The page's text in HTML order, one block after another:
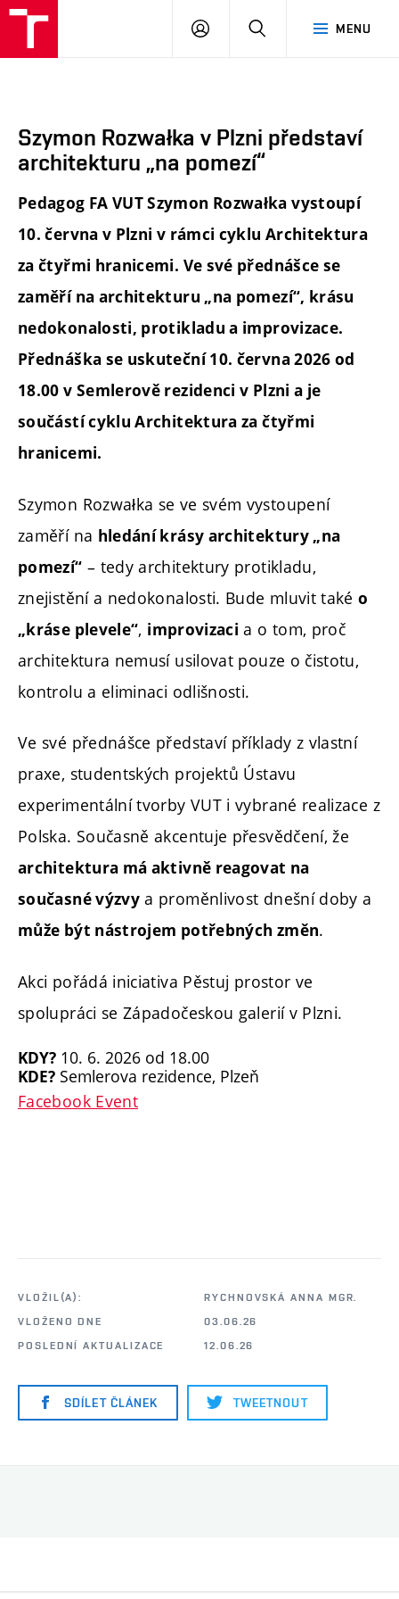
MENU
PŘIHLÁSIT
Szymon Rozwałka v Plzni představí
architekturu „na pomezí“
Pedagog FA VUT Szymon Rozwałka vystoupí
10. června v Plzni v rámci cyklu Architektura
za čtyřmi hranicemi. Ve své přednášce se
zaměří na architekturu „na pomezí“, krásu
nedokonalosti, protikladu a improvizace.
Přednáška se uskuteční 10. června 2026 od
18.00 v Semlerově rezidenci v Plzni a je
součástí cyklu Architektura za čtyřmi
hranicemi.
Szymon Rozwałka se ve svém vystoupení
zaměří na hledání krásy architektury „na
pomezí“ – tedy architektury protikladu,
znejistění a nedokonalosti. Bude mluvit takéo
„kráse plevele“, improvizaci a o tom, proč
architektura nemusí usilovat pouze o čistotu,
kontrolu a eliminaci odlišnosti.
Ve své přednášce představí příklady z vlastní
praxe, studentských projektů Ústavu
experimentální tvorby VUT i vybrané realizace z
Polska. Současně akcentuje přesvědčení, že
architektura má aktivně reagovat na
současné výzvy a proměnlivost dnešní doby a
může být nástrojem potřebných změn.
Akci pořádá iniciativa Pěstuj prostor ve
spolupráci se Západočeskou galerií v Plzni.
KDY? 10. 6. 2026 od 18.00
KDE? Semlerova rezidence, Plzeň
Facebook Event
VLOŽIL(A):
RYCHNOVSKÁ ANNA MGR.
VLOŽENO DNE
03.06.26
POSLEDNÍ AKTUALIZACE
12.06.26
SDÍLET ČLÁNEK TWEETNOUT